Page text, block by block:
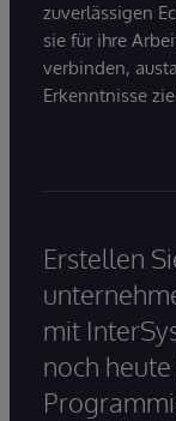
zuverlässigen
sie für ihre
verbinden,
Erkenntnisse
Erstellen
mit
noch